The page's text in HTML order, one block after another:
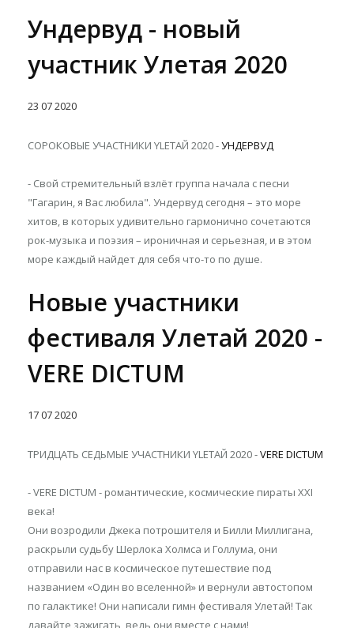
Ундервуд - новый
участник Улетая 2020
23 072020
СОРОКОВЫЕ УЧАСТНИКИ YLETAЙ 2020 -УНДЕРВУД
- Свой стремительный взлёт группа начала с песни
"Гагарин, я Вас любила". Ундервуд сегодня – это море
хитов, в которых удивительно гармонично сочетаются
рок-музыка и поэзия – ироничная и серьезная, и в этом
море каждый найдет для себя что-то по душе.
Новые участники
фестиваля Улетай 2020 -
VERE DICTUM
17072020
ТРИДЦАТЬ СЕДЬМЫЕ УЧАСТНИКИ YLETAЙ 2020 -VERE DICTUM
- VERE DICTUM - романтические, космические пираты XXI
века!
Они возродили Джека потрошителя и Билли Миллигана,
раскрыли судьбу Шерлока Холмса и Голлума, они
отправили нас в космическое путешествие под
названием «Один во вселенной» и вернули автостопом
по галактике! Они написали гимн фестиваля Улетай! Так
давайте зажигать, ведь они вместе с нами!